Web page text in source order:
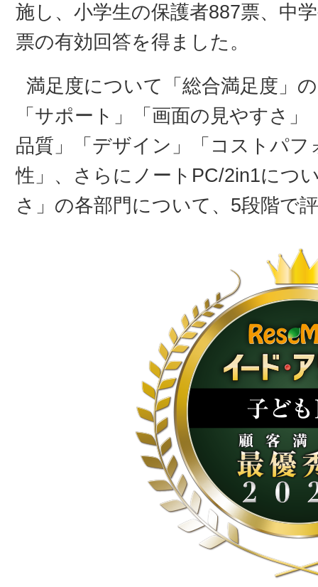
施し、小学生の保護者887票、中
票の有効回答を得ました。
満足度について「総合満足度」
「サポート」「画面の見やすさ
品質」「デザイン」「コストパ
性」、さらにノートPC/2in1につ
さ」の各部門について、5段階で